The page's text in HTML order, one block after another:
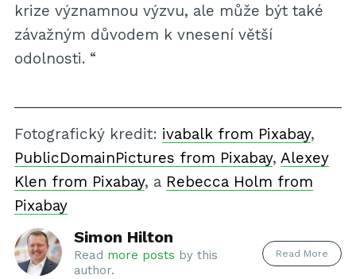
krize významnou výzvu, ale může být také
závažným důvodem k vnesení větší
odolnosti. “
Fotografický kredit: ivabalk from Pixabay,
PublicDomainPictures from Pixabay, Alexey
Klen from Pixabay, a Rebecca Holm from
Pixabay
Simon Hilton
Read more posts by this
author.
Read More